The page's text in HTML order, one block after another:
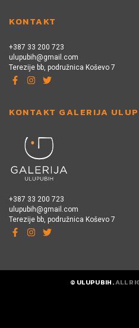
KONTAKT
+387 33 200 723
ulupubih@gmail.com
Terezije bb, podružnica Koševo 7
KONTAKT GALERIJA
+387 33 200 723
ulupubih@gmail.com
Terezije bb, podružnica Koševo 7
© ULUPUBIH.ALL